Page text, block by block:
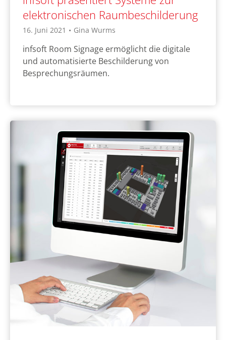
elektronischen Raumbeschilderung
16. Juni 2021 • Gina Wurms
infsoft Room Signage ermöglicht die digitale
und automatisierte Beschilderung von
Besprechungsräumen.